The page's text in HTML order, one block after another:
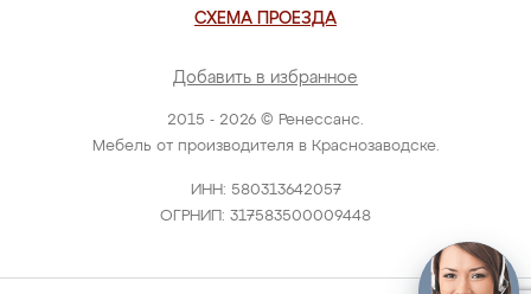
2015 - 2026 © Ренессанс.
Мебель от производителя в Краснозаводске.
ИНН: 580313642057
ОГРНИП: 317583500009448
СХЕМА ПРОЕЗДА
Добавить в избранное